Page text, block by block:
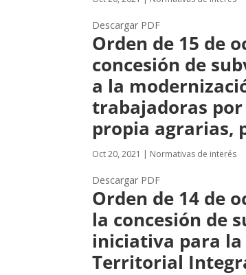
Descargar PDF
Orden de 15 de
concesión de
a la
trabajadoras
propia agrarias,
Oct 20, 2021 | Normativas de interés
Descargar PDF
Orden de 14 de
la concesión de
iniciativa para la
Territorial